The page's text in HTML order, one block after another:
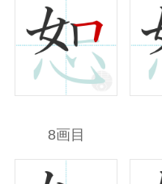
8画目